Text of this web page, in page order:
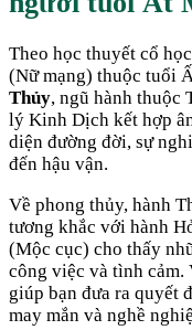
Theo học thuyết cổ
(Nữ mạng) thuộc tuổi
Thủy, ngũ hành thuộc
lý Kinh Dịch kết hợp
diện đường đời, sự
đến hậu vận.
Về phong thủy, hành
tương khắc với hành
(Mộc cục) cho thấy
công việc và tình cảm.
giúp bạn đưa ra quyết
may mắn và nghề